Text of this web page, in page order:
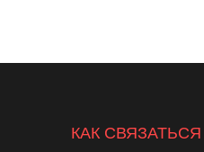
КАК СВЯЗАТЬСЯ